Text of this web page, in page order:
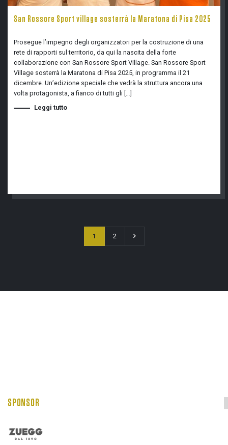
San Rossore Sport village sosterrà la Maratona di Pisa 2025
Prosegue l’impegno degli organizzatori per la costruzione di una
rete di rapporti sul territorio, da qui la nascita della forte
collaborazione con San Rossore Sport Village. San Rossore Sport
Village sosterrà la Maratona di Pisa 2025, in programma il 21
dicembre. Un’edizione speciale che vedrà la struttura ancora una
volta protagonista, a fianco di tutti gli […]
Leggi tutto
1 2
SPONSOR